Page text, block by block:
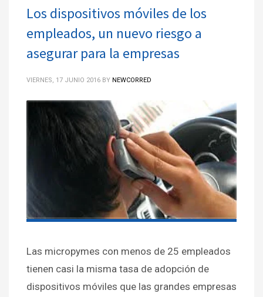
Los dispositivos móviles de los
empleados, un nuevo riesgo a
asegurar para la empresas
VIERNES, 17 JUNIO 2016 BY NEWCORRED
Las micropymes con menos de 25 empleados
tienen casi la misma tasa de adopción de
dispositivos móviles que las grandes empresas